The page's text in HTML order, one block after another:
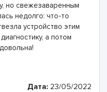
но свежезаваренным
недолго: что-то
устройство этим
а потом
Дата: 23/05/2022